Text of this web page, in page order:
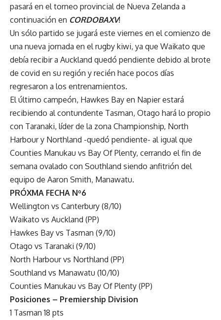
pasará en el torneo provincial de Nueva Zelanda a
continuación en CORDOBAXV!
Un sólo partido se jugará este viernes en el comienzo de
una nueva jornada en el rugby kiwi, ya que Waikato que
debía recibir a Auckland quedó pendiente debido al brote
de covid en su región y recién hace pocos días
regresaron a los entrenamientos.
El último campeón, Hawkes Bay en Napier estará
recibiendo al contundente Tasman, Otago hará lo propio
con Taranaki, líder de la zona Championship, North
Harbour y Northland -quedó pendiente- al igual que
Counties Manukau vs Bay Of Plenty, cerrando el fin de
semana ovalado con Southland siendo anfitrión del
equipo de Aaron Smith, Manawatu.
PRÓXMA FECHA Nº6
Wellington vs Canterbury (8/10)
Waikato vs Auckland (PP)
Hawkes Bay vs Tasman (9/10)
Otago vs Taranaki (9/10)
North Harbour vs Northland (PP)
Southland vs Manawatu (10/10)
Counties Manukau vs Bay Of Plenty (PP)
Posiciones – Premiership Division
1 Tasman 18 pts